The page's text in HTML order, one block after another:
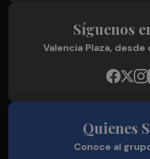
Síguenos
Valencia Plaza,
Quienes
Conoce al